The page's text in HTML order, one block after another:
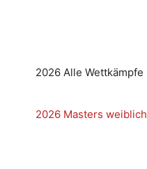
2026 Alle Wettkämpfe
2026 Masters weiblich